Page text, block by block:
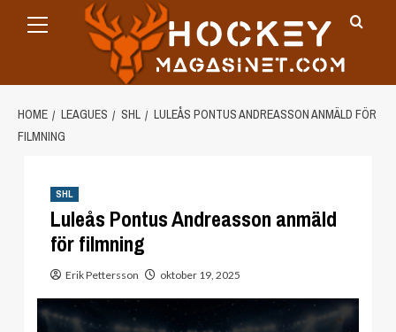
Menu
HOME LEAGUES SHL
LULEÅS PONTUS ANDREASSON ANMÄLD FÖR
FILMNING
SHL
Luleås Pontus Andreasson anmäld
för filmning
Erik Pettersson oktober 19, 2025